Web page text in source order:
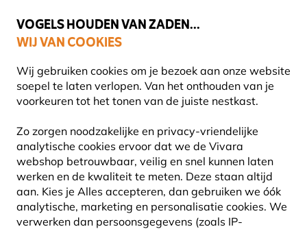
VOGELS HOUDEN VAN ZADEN...
WIJ VAN COOKIES
Wij gebruiken cookies om je bezoek aan onze website
soepel te laten verlopen. Van het onthouden van je
voorkeuren tot het tonen van de juiste nestkast.
Zo zorgen noodzakelijke en privacy-vriendelijke
analytische cookies ervoor dat we de Vivara
webshop betrouwbaar, veilig en snel kunnen laten
werken en de kwaliteit te meten. Deze staan altijd
aan. Kies je Alles accepteren, dan gebruiken we óók
analytische, marketing en personalisatie cookies. We
verwerken dan persoonsgegevens (zoals IP-
Uitstekend beoordeeld in 11 landen
Gratis thuisbezorgd vanaf €49
NIEUW